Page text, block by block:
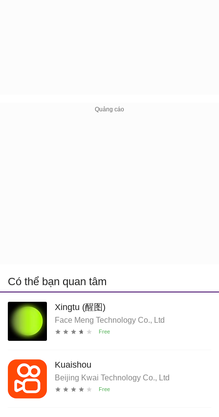
Có thể bạn quan tâm
Xingtu (醒图)
Face Meng Technology Co., Ltd
Kuaishou
Beijing Kwai Technology Co., Ltd